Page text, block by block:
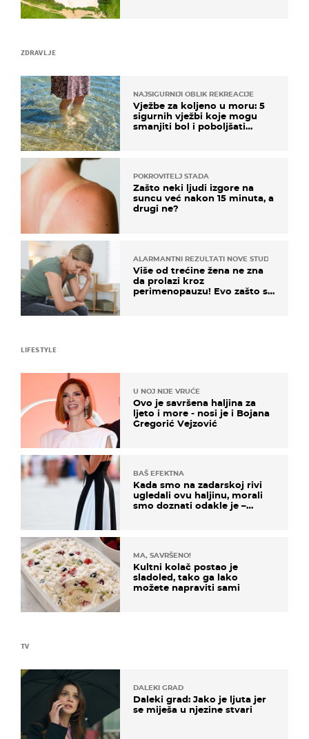
ZDRAVLJE
NAJSIGURNIJI OBLIK REKREACIJE
Vježbe za koljeno u moru: 5
sigurnih vježbi koje mogu
smanjiti bol i poboljšati
POKROVITELJ STADA
Zašto neki ljudi izgore na
suncu već nakon 15 minuta, a
drugi ne?
ALARMANTNI REZULTATI NOVE STUDIJE
Više od trećine žena ne zna
da prolazi kroz
perimenopauzu! Evo zašto su
TV
DALEKI GRAD
Daleki grad: Jako je ljuta jer
se miješa u njezine stvari
LIFESTYLE
U NOJ NIJE VRUĆE
Ovo je savršena haljina za
ljeto i more - nosi je i Bojana
Gregorić Vejzović
BAŠ EFEKTNA
Kada smo na zadarskoj rivi
ugledali ovu haljinu, morali
smo doznati odakle je –
MA, SAVRŠENO!
Kultni kolač postao je
sladoled, tako ga lako
možete napraviti sami